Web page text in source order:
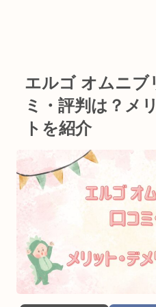
エルゴ オムニブ
ミ・評判は？メ
トを紹介